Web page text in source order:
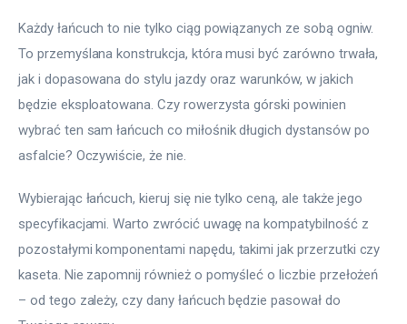
Każdy łańcuch to nie tylko ciąg powiązanych ze sobą ogniw.
To przemyślana konstrukcja, która musi być zarówno trwała,
jak i dopasowana do stylu jazdy oraz warunków, w jakich
będzie eksploatowana. Czy rowerzysta górski powinien
wybrać ten sam łańcuch co miłośnik długich dystansów po
asfalcie? Oczywiście, że nie.
Wybierając łańcuch, kieruj się nie tylko ceną, ale także jego
specyfikacjami. Warto zwrócić uwagę na kompatybilność z
pozostałymi komponentami napędu, takimi jak przerzutki czy
kaseta. Nie zapomnij również o pomyśleć o liczbie przełożeń
– od tego zależy, czy dany łańcuch będzie pasował do